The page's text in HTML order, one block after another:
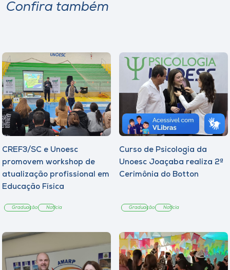
Confira também
CREF3/SC e Unoesc
promovem workshop de
atualização profissional em
Educação Física
Graduação Notícia
Curso de Psicologia da
Unoesc Joaçaba realiza 2ª
Cerimônia do Botton
Graduação Notícia